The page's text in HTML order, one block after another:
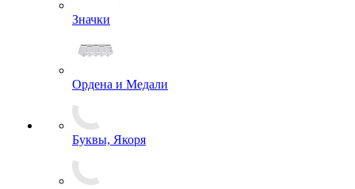
Значки
Ордена и Медали
Буквы, Якоря